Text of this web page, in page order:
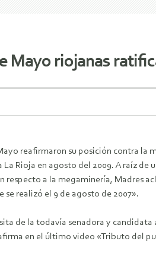
Mayo riojanas
reafirmaron su posición contra
La Rioja en agosto del 2009.A raíz de
respecto a la megaminería, Madres
se realizó el 9 de agosto de 2007».
de la todavía senadora y
en el último video «Tributo del